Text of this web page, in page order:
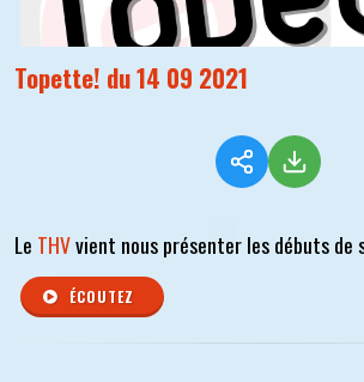
Topette! du 14 09 2021
Le THVvient nous présenter les débuts de
ÉCOUTEZ